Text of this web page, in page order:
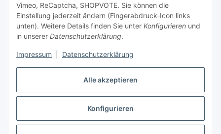
Alle akzeptieren
Konfigurieren
Vimeo, ReCaptcha, SHOPVOTE. Sie können die
Einstellung jederzeit ändern (Fingerabdruck-Icon links
unten). Weitere Details finden Sie unter Konfigurieren und
in unserer Datenschutzerklärung.
Impressum Datenschutzerklärung